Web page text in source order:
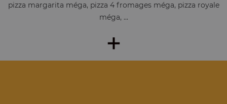
pizza margarita méga, pizza 4 fromages méga, pizza royale
méga, ...
+